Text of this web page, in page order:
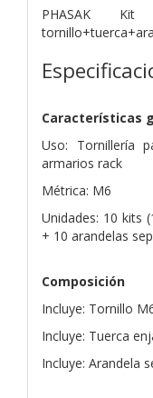
PHASAK
Características
Uso: Tornillería
armarios rack
Métrica: M6
Unidades: 10 kits
+ 10 arandelas
Composición
Incluye: Tornillo
Incluye: Tuerca
Incluye: Arandela